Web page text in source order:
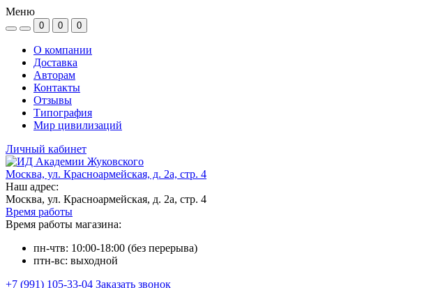
Меню
0 0 0
О компании
Доставка
Авторам
Контакты
Отзывы
Типография
Мир цивилизаций
Личный кабинет
Москва, ул. Красноармейская, д. 2а, стр. 4
Наш адрес:
Москва, ул. Красноармейская, д. 2а, стр. 4
Время работы
Время работы магазина:
пн-чтв: 10:00-18:00 (без перерыва)
птн-вс: выходной
+7 (991) 105-33-04 Заказать звонок